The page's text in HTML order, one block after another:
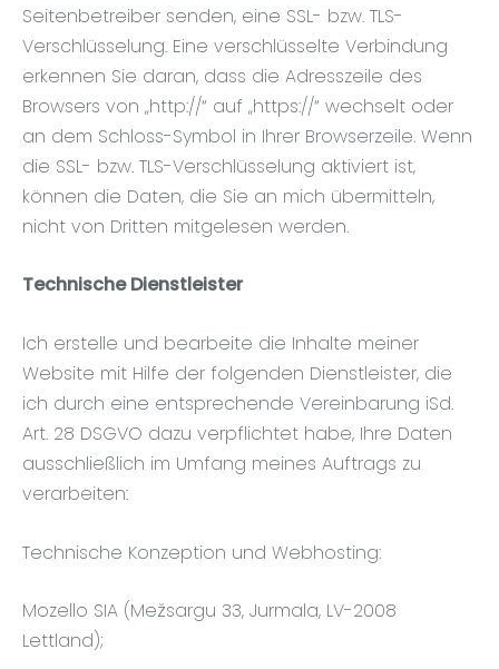
Seitenbetreiber senden, eine SSL- bzw. TLS-
Verschlüsselung. Eine verschlüsselte Verbindung
erkennen Sie daran, dass die Adresszeile des
Browsers von „http://“ auf „https://“ wechselt oder
an dem Schloss-Symbol in Ihrer Browserzeile. Wenn
die SSL- bzw. TLS-Verschlüsselung aktiviert ist,
können die Daten, die Sie an mich übermitteln,
nicht von Dritten mitgelesen werden.
Technische Dienstleister
Ich erstelle und bearbeite die Inhalte meiner
Website mit Hilfe der folgenden Dienstleister, die
ich durch eine entsprechende Vereinbarung iSd.
Art. 28 DSGVO dazu verpflichtet habe, Ihre Daten
ausschließlich im Umfang meines Auftrags zu
verarbeiten:
Technische Konzeption und Webhosting:
Mozello SIA (Mežsargu 33, Jurmala, LV-2008
Lettland);